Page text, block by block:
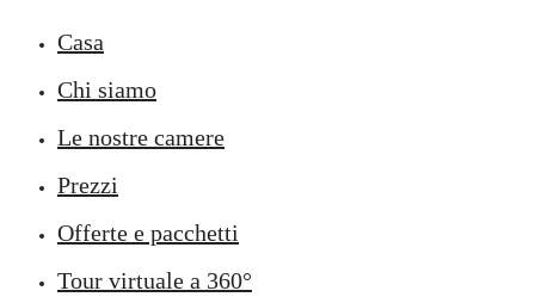
Casa
Chi siamo
Le nostre camere
Prezzi
Offerte e pacchetti
Tour virtuale a 360°